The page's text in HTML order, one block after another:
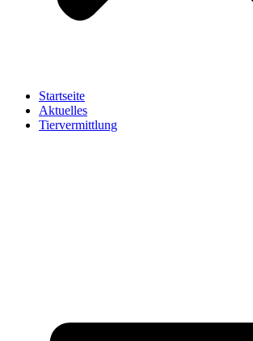
Startseite
Aktuelles
Tiervermittlung